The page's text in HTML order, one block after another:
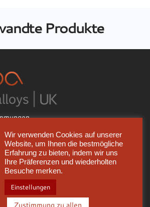
Produkte
612722
Wir verwenden Cookies auf unserer
Website, um Ihnen die bestmögliche
Erfahrung zu bieten, indem wir uns
Ihre Präferenzen und wiederholten
Besuche merken.
Einstellungen
Zustimmung zu allen